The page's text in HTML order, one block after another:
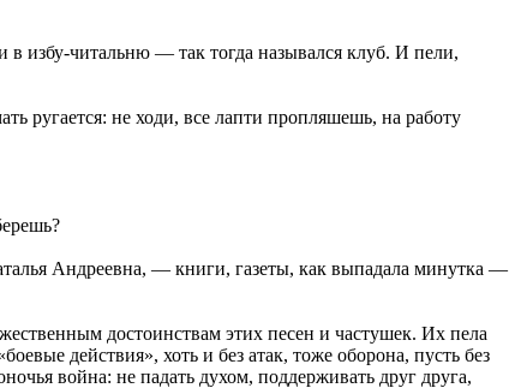
в избу-читальню — так тогда назывался клуб. И пели,
ругается: не ходи, все лапти пропляшешь, на работу
Андреевна, — книги, газеты, как выпадала минутка —
достоинствам этих песен и частушек. Их пела
действия», хоть и без атак, тоже оборона, пусть без
война: не падать духом, поддерживать друг друга,